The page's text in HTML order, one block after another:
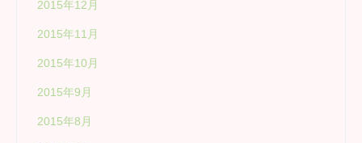
2015年12月
2015年11月
2015年10月
2015年9月
2015年8月